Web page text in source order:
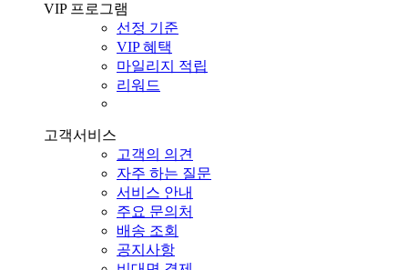
VIP 프로그램
선정 기준
VIP 혜택
마일리지 적립
리워드
고객서비스
고객의 의견
자주 하는 질문
서비스 안내
주요 문의처
배송 조회
공지사항